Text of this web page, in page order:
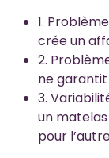
1.
crée un
2.
ne
3.
un
pour